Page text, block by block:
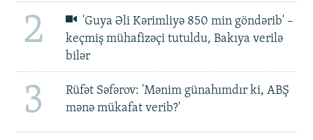
2
'Guya Əli Kərimliyə 850 min göndərib' –
keçmiş mühafizəçi tutuldu, Bakıya verilə
bilər
3
Rüfət Səfərov: 'Mənim günahımdır ki, ABŞ
mənə mükafat verib?'